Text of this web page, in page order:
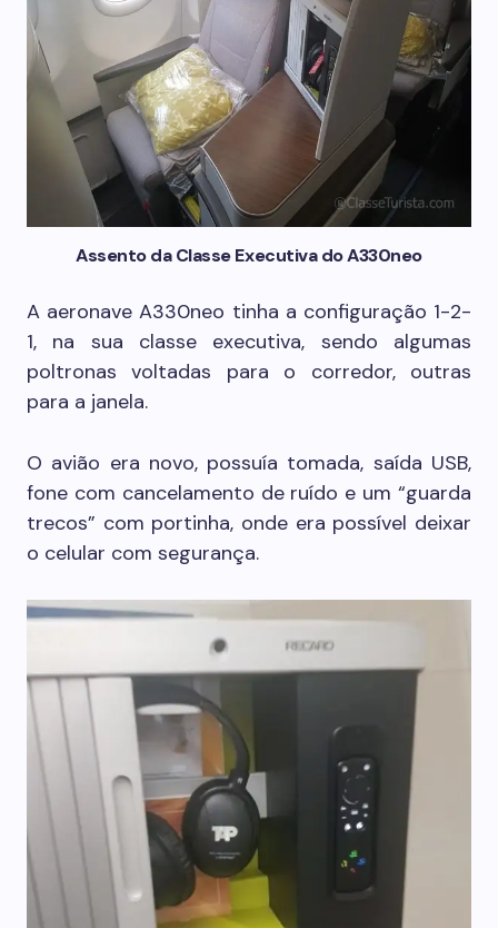
Assento da Classe Executiva do A330neo
A aeronave A330neo tinha a configuração 1-2-
1, na sua classe executiva, sendo algumas
poltronas voltadas para o corredor, outras
para a janela.
O avião era novo, possuía tomada, saída USB,
fone com cancelamento de ruído e um “guarda
trecos” com portinha, onde era possível deixar
o celular com segurança.